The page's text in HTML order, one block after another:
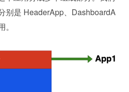
别是 HeaderApp、DashboardA